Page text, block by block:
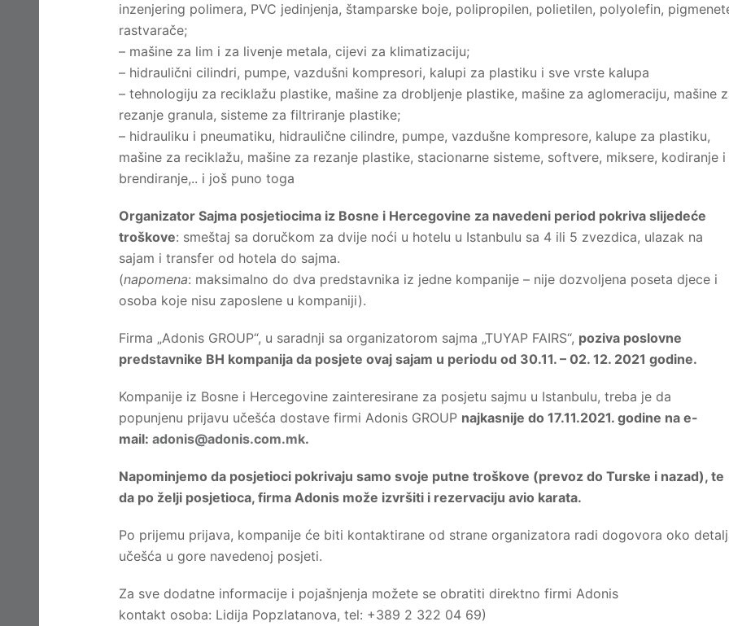
inzenjering polimera, PVC jedinjenja, štamparske boje, polipropilen, polietilen, polyolefin,
rastvarače;
– mašine za lim i za livenje metala, cijevi za klimatizaciju;
– hidraulični cilindri, pumpe, vazdušni kompresori, kalupi za plastiku i sve vrste kalupa
– tehnologiju za reciklažu plastike, mašine za drobljenje plastike, mašine za aglomeraciju, mašine
rezanje granula, sisteme za filtriranje plastike;
– hidrauliku i pneumatiku, hidraulične cilindre, pumpe, vazdušne kompresore, kalupe za plastiku,
mašine za reciklažu, mašine za rezanje plastike, stacionarne sisteme, softvere, miksere, kodiranje i
brendiranje,.. i još puno toga
Organizator Sajma posjetiocima iz Bosne i Hercegovine za navedeni period pokriva slijedeće
troškove: smeštaj sa doručkom za dvije noći u hotelu u Istanbulu sa 4 ili 5 zvezdica, ulazak na
sajam i transfer od hotela do sajma.
(napomena: maksimalno do dva predstavnika iz jedne kompanije – nije dozvoljena poseta djece i
osoba koje nisu zaposlene u kompaniji).
Firma „Adonis GROUP“, u saradnji sa organizatorom sajma „TUYAP FAIRS“, poziva poslovne
predstavnike BH kompanija da posjete ovaj sajam u periodu od 30.11. – 02. 12. 2021 godine.
Kompanije iz Bosne i Hercegovine zainteresirane za posjetu sajmu u Istanbulu, treba je da
popunjenu prijavu učešća dostave firmi Adonis GROUP najkasnije do 17.11.2021. godine na e-
mail: adonis@adonis.com.mk.
Napominjemo da posjetioci pokrivaju samo svoje putne troškove (prevoz do Turske i nazad), te
da po želji posjetioca, firma Adonis može izvršiti i rezervaciju avio karata.
Po prijemu prijava, kompanije će biti kontaktirane od strane organizatora radi dogovora oko
učešća u gore navedenoj posjeti.
Za sve dodatne informacije i pojašnjenja možete se obratiti direktno firmi Adonis
kontakt osoba: Lidija Popzlatanova, tel: +389 2 322 04 69)